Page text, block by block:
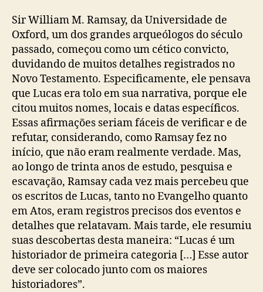
Sir William M. Ramsay, da Universidade de
Oxford, um dos grandes arqueólogos do século
passado, começou como um cético convicto,
duvidando de muitos detalhes registrados no
Novo Testamento. Especificamente, ele pensava
que Lucas era tolo em sua narrativa, porque ele
citou muitos nomes, locais e datas específicos.
Essas afirmações seriam fáceis de verificar e de
refutar, considerando, como Ramsay fez no
início, que não eram realmente verdade. Mas,
ao longo de trinta anos de estudo, pesquisa e
escavação, Ramsay cada vez mais percebeu que
os escritos de Lucas, tanto no Evangelho quanto
em Atos, eram registros precisos dos eventos e
detalhes que relatavam. Mais tarde, ele resumiu
suas descobertas desta maneira: “Lucas é um
historiador de primeira categoria […] Esse autor
deve ser colocado junto com os maiores
historiadores”.